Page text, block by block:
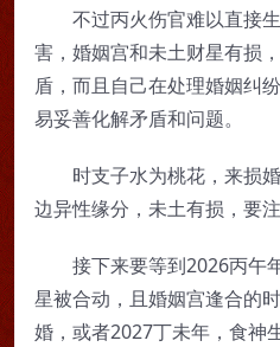
不过丙火伤官难以直接
害，婚姻宫和未土财星有损
盾，而且自己在处理婚姻纠
易妥善化解矛盾和问题。
时支子水为桃花，来损
边异性缘分，未土有损，要
接下来要等到2026丙午
星被合动，且婚姻宫逢合的
婚，或者2027丁未年，食神